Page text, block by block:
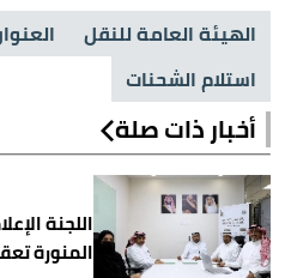
الهيئة العامة للنقل
استلام الشحنات
أخبار ذات صلة
اللجنة
المنورة